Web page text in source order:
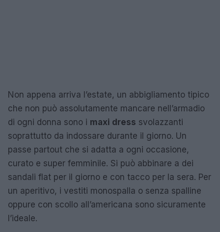
Non appena arriva l’estate, un abbigliamento tipico
che non può assolutamente mancare nell’armadio
di ogni donna sono i maxi dress svolazzanti
soprattutto da indossare durante il giorno. Un
passe partout che si adatta a ogni occasione,
curato e super femminile. Si può abbinare a dei
sandali flat per il giorno e con tacco per la sera. Per
un aperitivo, i vestiti monospalla o senza spalline
oppure con scollo all’americana sono sicuramente
l’ideale.